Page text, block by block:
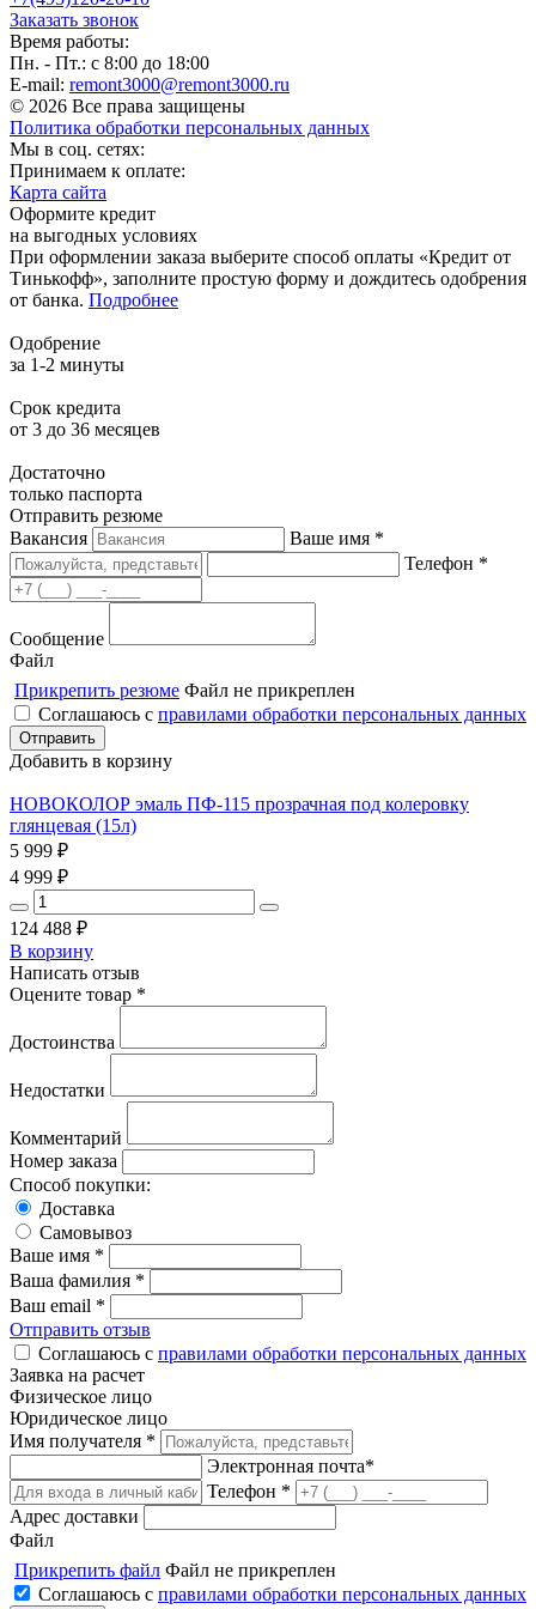
Заказать звонок
Время работы:
Пн. - Пт.: с 8:00 до 18:00
E-mail: remont3000@remont3000.ru
© 2026 Все права защищены
Политика обработки персональных данных
Мы в соц. сетях:
Принимаем к оплате:
Карта сайта
Оформите кредит
на выгодных условиях
При оформлении заказа выберите способ оплаты «Кредит от
Тинькофф», заполните простую форму и дождитесь одобрения
от банка. Подробнее
Одобрение
за 1-2 минуты
Срок кредита
от 3 до 36 месяцев
Достаточно
только паспорта
Отправить резюме
Вакансия
Ваше имя *
Телефон *
Сообщение
Файл
Прикрепить резюме Файл не прикреплен
Соглашаюсь с правилами обработки персональных данных
Добавить в корзину
НОВОКОЛОР эмаль ПФ-115 прозрачная под колеровку
глянцевая (15л)
5 999 ₽
4 999 ₽
124 488 ₽
В корзину
Написать отзыв
Оцените товар *
Достоинства
Недостатки
Комментарий
Номер заказа
Способ покупки:
Доставка
Самовывоз
Ваше имя *
Ваша фамилия *
Ваш email *
Отправить отзыв
Соглашаюсь с правилами обработки персональных данных
Заявка на расчет
Физическое лицо
Юридическое лицо
Имя получателя *
Электронная почта*
Телефон *
Адрес доставки
Файл
Прикрепить файл Файл не прикреплен
Соглашаюсь с правилами обработки персональных данных